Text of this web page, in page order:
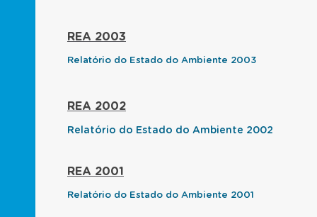
REA 2003
Relatório do Estado do Ambiente 2003
REA 2002
Relatório do Estado do Ambiente 2002
REA 2001
Relatório do Estado do Ambiente 2001